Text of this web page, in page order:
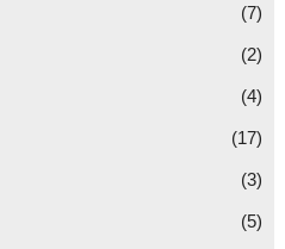
(7)
(2)
(4)
(17)
(3)
(5)